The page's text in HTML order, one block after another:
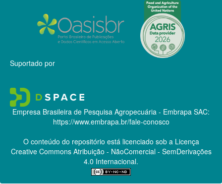
Suportado por
Empresa Brasileira de Pesquisa Agropecuária - Embrapa SAC:
https://www.embrapa.br/fale-conosco
O conteúdo do repositório está licenciado sob a Licença
Creative CommonsAtribuição - NãoComercial - SemDerivações
4.0 Internacional.